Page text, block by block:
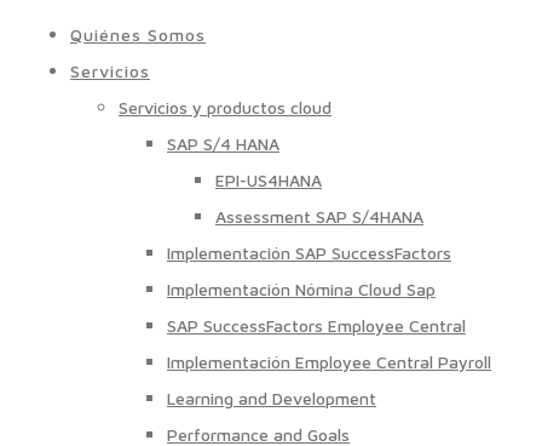
Quiénes Somos
Servicios
Servicios y productos cloud
SAP S/4 HANA
EPI-US4HANA
Assessment SAP S/4HANA
Implementación SAP SuccessFactors
Implementación Nómina Cloud Sap
SAP SuccessFactors Employee Central
Implementación Employee Central Payroll
Learning and Development
Performance and Goals